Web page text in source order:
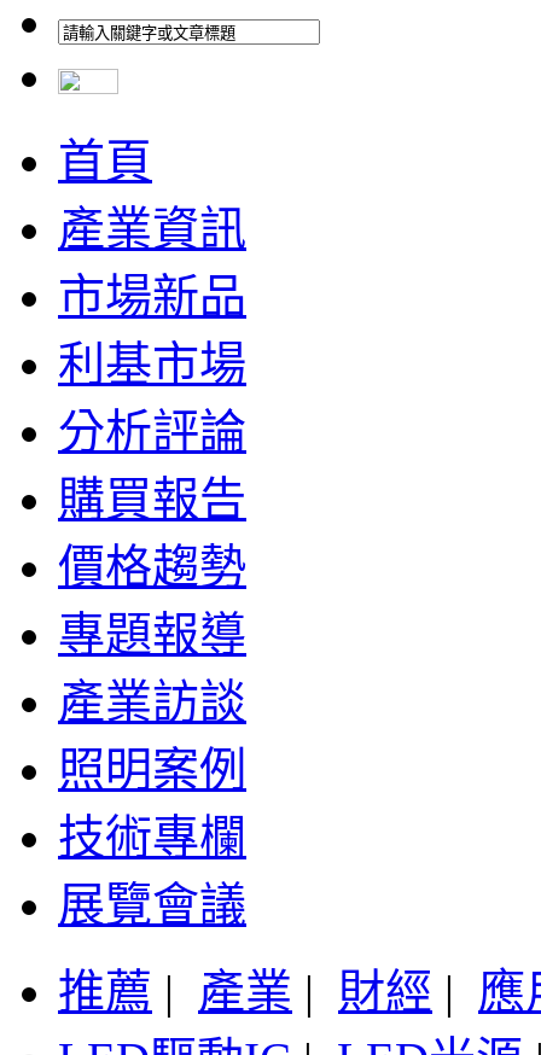
首頁
產業資訊
市場新品
利基市場
分析評論
購買報告
價格趨勢
專題報導
產業訪談
照明案例
技術專欄
展覽會議
推薦 | 產業 | 財經 | 應